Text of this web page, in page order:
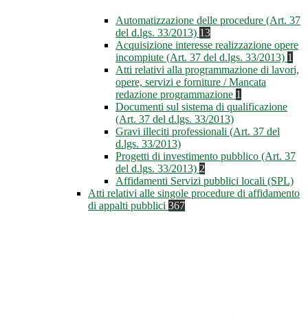
Automatizzazione delle procedure (Art. 37
del d.lgs. 33/2013) 13
Acquisizione interesse realizzazione opere
incompiute (Art. 37 del d.lgs. 33/2013) 1
Atti relativi alla programmazione di lavori,
opere, servizi e forniture / Mancata
redazione programmazione 1
Documenti sul sistema di qualificazione
(Art. 37 del d.lgs. 33/2013)
Gravi illeciti professionali (Art. 37 del
d.lgs. 33/2013)
Progetti di investimento pubblico (Art. 37
del d.lgs. 33/2013) 2
Affidamenti Servizi pubblici locali (SPL)
Atti relativi alle singole procedure di affidamento
di appalti pubblici 367